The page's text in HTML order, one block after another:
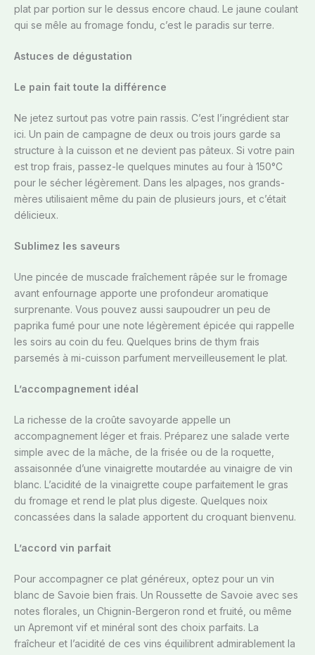
plat par portion sur le dessus encore chaud. Le jaune coulant
qui se mêle au fromage fondu, c’est le paradis sur terre.
Astuces de dégustation
Le pain fait toute la différence
Ne jetez surtout pas votre pain rassis. C’est l’ingrédient star
ici. Un pain de campagne de deux ou trois jours garde sa
structure à la cuisson et ne devient pas pâteux. Si votre pain
est trop frais, passez-le quelques minutes au four à 150°C
pour le sécher légèrement. Dans les alpages, nos grands-
mères utilisaient même du pain de plusieurs jours, et c’était
délicieux.
Sublimez les saveurs
Une pincée de muscade fraîchement râpée sur le fromage
avant enfournage apporte une profondeur aromatique
surprenante. Vous pouvez aussi saupoudrer un peu de
paprika fumé pour une note légèrement épicée qui rappelle
les soirs au coin du feu. Quelques brins de thym frais
parsemés à mi-cuisson parfument merveilleusement le plat.
L’accompagnement idéal
La richesse de la croûte savoyarde appelle un
accompagnement léger et frais. Préparez une salade verte
simple avec de la mâche, de la frisée ou de la roquette,
assaisonnée d’une vinaigrette moutardée au vinaigre de vin
blanc. L’acidité de la vinaigrette coupe parfaitement le gras
du fromage et rend le plat plus digeste. Quelques noix
concassées dans la salade apportent du croquant bienvenu.
L’accord vin parfait
Pour accompagner ce plat généreux, optez pour un vin
blanc de Savoie bien frais. Un Roussette de Savoie avec ses
notes florales, un Chignin-Bergeron rond et fruité, ou même
un Apremont vif et minéral sont des choix parfaits. La
fraîcheur et l’acidité de ces vins équilibrent admirablement la